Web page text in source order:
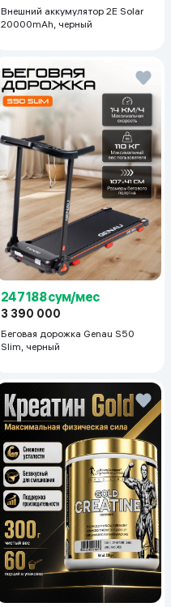
Внешний аккумулятор 2E Solar
20000mAh, черный
247 188 сум/мес
3 390 000
Беговая дорожка Genau S50
Slim, черный